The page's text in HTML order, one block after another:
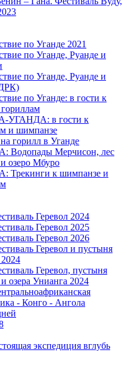
по Уганде 2021
по Уганде, Руанде и
по Уганде, Руанде и
по Уганде: в гости к
УГАНДА: в гости к
и шимпанзе
горилл в Уганде
Водопады Мерчисон, лес
озеро Мбуро
Трекинги к шимпанзе и
Геревол 2024
Геревол 2025
Геревол 2026
Геревол и пустыня
Геревол, пустыня
озера Унианга 2024
- Конго - Ангола
экспедиция вглубь